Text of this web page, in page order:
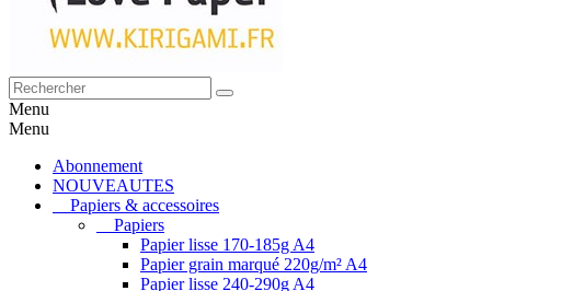
Menu
Menu
Abonnement
NOUVEAUTES
Papiers & accessoires
Papiers
Papier lisse 170-185g A4
Papier grain marqué 220g/m² A4
Papier lisse 240-290g A4